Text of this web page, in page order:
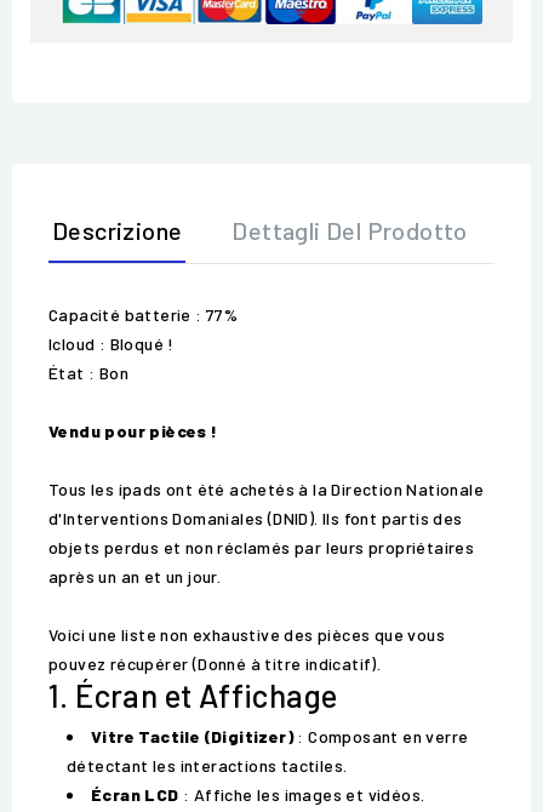
Descrizione Dettagli Del Prodotto
Capacité batterie : 77%
Icloud : Bloqué !
État : Bon
Vendu pour pièces !
Tous les ipads ont été achetés à la Direction Nationale
d'Interventions Domaniales (DNID). Ils font partis des
objets perdus et non réclamés par leurs propriétaires
après un an et un jour.
Voici une liste non exhaustive des pièces que vous
pouvez récupérer (Donné à titre indicatif).
1. Écran et Affichage
Vitre Tactile (Digitizer): Composant en verre
détectant les interactions tactiles.
Écran LCD : Affiche les images et vidéos.